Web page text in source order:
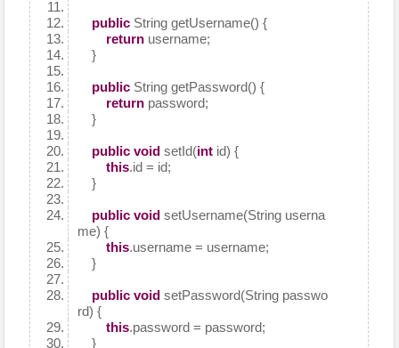
public String getUsername() {
return username;
}
public String getPassword() {
return password;
}
public void setId(int id) {
this.id = id;
}
public void setUsername(String userna
me) {
this.username = username;
}
public void setPassword(String passwo
rd) {
this.password = password;
}